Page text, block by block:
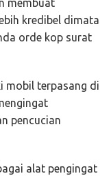
membuat
kredibel dimata
orde kop surat
mobil terpasang di
pencucian
alat pengingat